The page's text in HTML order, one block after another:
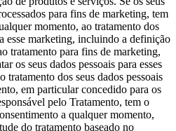
para fins de marketing, tem
momento, ao tratamento dos
esse marketing, incluindo a definição
tratamento para fins de marketing,
os seus dados pessoais para esses
tratamento dos seus dados pessoais
em particular concedido para os
pelo Tratamento, tem o
a qualquer momento,
do tratamento baseado no